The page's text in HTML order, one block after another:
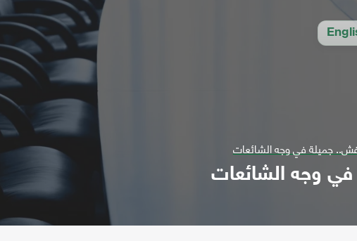
جميلة في وجه الشائعات
وجه الشائعات